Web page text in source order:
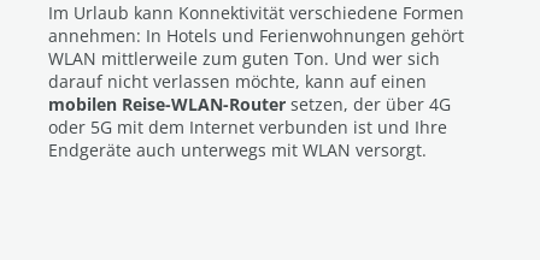
Im Urlaub kann Konnektivität verschiedene Formen
annehmen: In Hotels und Ferienwohnungen gehört
WLAN mittlerweile zum guten Ton. Und wer sich
darauf nicht verlassen möchte, kann auf einen
mobilen Reise-WLAN-Router setzen, der über 4G
oder 5G mit dem Internet verbunden ist und Ihre
Endgeräte auch unterwegs mit WLAN versorgt.